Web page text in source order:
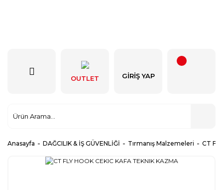
OUTLET GIRIŞ YAP
Anasayfa DAĞCILIK & İŞ GÜVENLİĞİ Tırmanış Malzemeleri CT